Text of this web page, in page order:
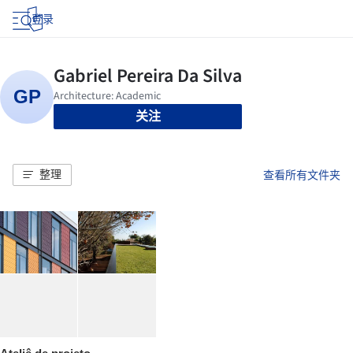
登录
关注
整理 查看所有文件夹